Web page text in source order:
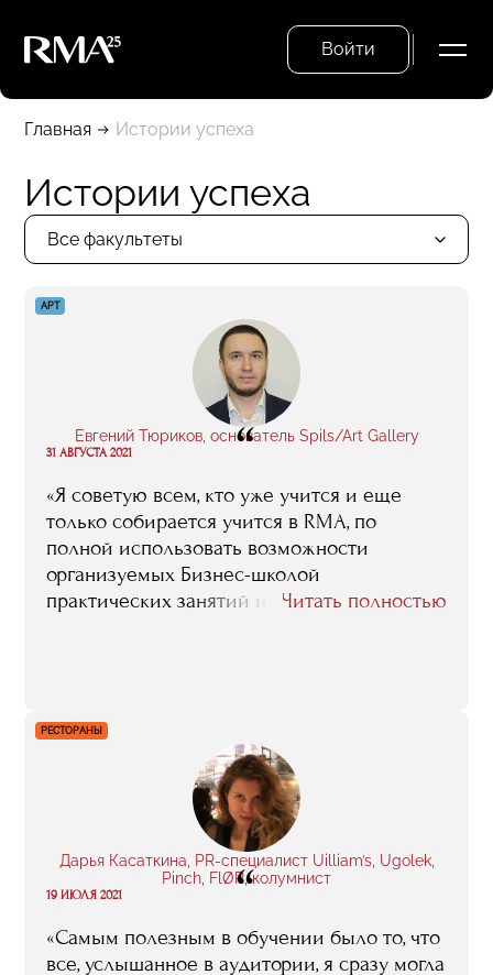
Войти
Главная Истории успеха
Истории успеха
Все факультеты
АРТ
Евгений Тюриков, основатель Spils/Art Gallery
“
31 АВГУСТА 2021
«Я советую всем, кто уже учится и еще
только собирается учится в RMA, по
полной использовать возможности
организуемых Бизнес-школой
практических занятий и стажировок. В
Читать полностью
РЕСТОРАНЫ
Дарья Касаткина, PR-специалист Uilliam’s, Ugolek,
Pinch, FlØR, колумнист
“
19 ИЮЛЯ 2021
«Самым полезным в обучении было то, что
все, услышанное в аудитории, я сразу могла